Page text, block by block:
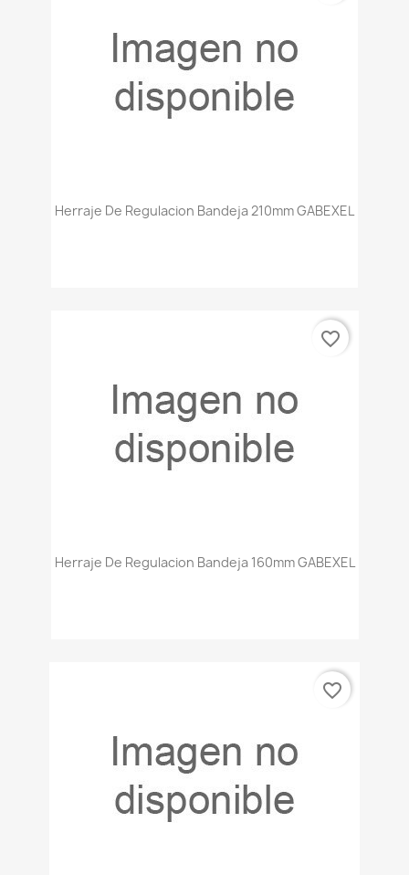
Herraje De Regulacion Bandeja 210mm GABEXEL
Herraje De Regulacion Bandeja 160mm GABEXEL
favorite_border
favorite_border